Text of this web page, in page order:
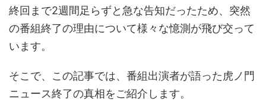
終回まで2週間足らずと急な告知だったため、突然
の番組終了の理由について様々な憶測が飛び交って
います。
そこで、この記事では、番組出演者が語った虎ノ門
ニュース終了の真相をご紹介します。